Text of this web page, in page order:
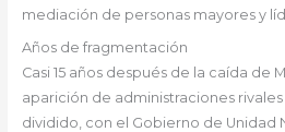
mediación de personas mayores y
Años de fragmentación
Casi 15 años después de la caída de
aparición de administraciones rivales
dividido, con el Gobierno de Unidad